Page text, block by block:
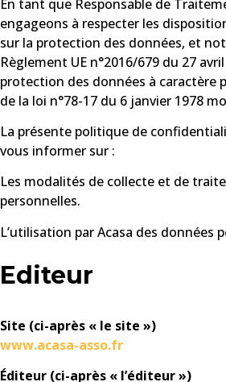
En tant que Responsable de
engageons à respecter les
sur la protection des données, et
Règlement UE n°2016/679 du 27
protection des données à caractère
de la loi n°78-17 du 6 janvier 1978
La présente politique de
vous informer sur :
Les modalités de collecte et de
personnelles.
L’utilisation par Acasa des données
Editeur
Site (ci-après « le site »)
www.acasa-asso.fr
Éditeur (ci-après « l’éditeur »)